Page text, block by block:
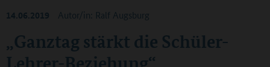
„Ganztag stärkt die Schüler-
Lehrer-Beziehung“
14.06.2019 Autor/in: Ralf Augsburg